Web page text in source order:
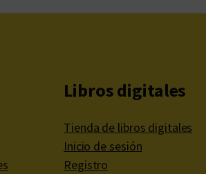
Libros digitales
Tienda de libros digitales
Inicio de sesión
Registro